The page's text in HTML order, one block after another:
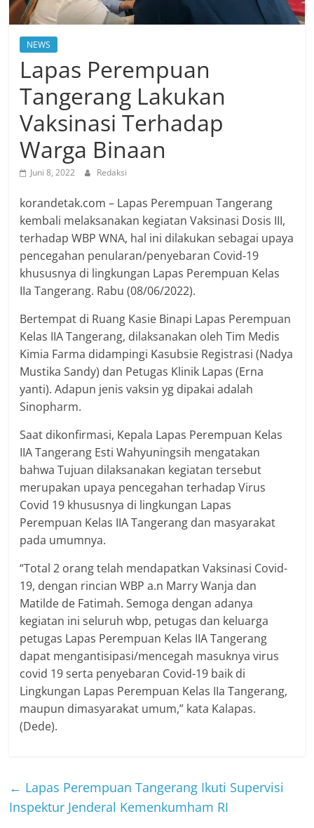
NEWS
Lapas Perempuan
Tangerang Lakukan
Vaksinasi Terhadap
Warga Binaan
Juni 8, 2022 Redaksi
korandetak.com – Lapas Perempuan Tangerang
kembali melaksanakan kegiatan Vaksinasi Dosis III,
terhadap WBP WNA, hal ini dilakukan sebagai upaya
pencegahan penularan/penyebaran Covid-19
khususnya di lingkungan Lapas Perempuan Kelas
IIa Tangerang. Rabu (08/06/2022).
Bertempat di Ruang Kasie Binapi Lapas Perempuan
Kelas IIA Tangerang, dilaksanakan oleh Tim Medis
Kimia Farma didampingi Kasubsie Registrasi (Nadya
Mustika Sandy) dan Petugas Klinik Lapas (Erna
yanti). Adapun jenis vaksin yg dipakai adalah
Sinopharm.
Saat dikonfirmasi, Kepala Lapas Perempuan Kelas
IIA Tangerang Esti Wahyuningsih mengatakan
bahwa Tujuan dilaksanakan kegiatan tersebut
merupakan upaya pencegahan terhadap Virus
Covid 19 khususnya di lingkungan Lapas
Perempuan Kelas IIA Tangerang dan masyarakat
pada umumnya.
“Total 2 orang telah mendapatkan Vaksinasi Covid-
19, dengan rincian WBP a.n Marry Wanja dan
Matilde de Fatimah. Semoga dengan adanya
kegiatan ini seluruh wbp, petugas dan keluarga
petugas Lapas Perempuan Kelas IIA Tangerang
dapat mengantisipasi/mencegah masuknya virus
covid 19 serta penyebaran Covid-19 baik di
Lingkungan Lapas Perempuan Kelas IIa Tangerang,
maupun dimasyarakat umum,” kata Kalapas.
(Dede).
← Lapas Perempuan Tangerang Ikuti Supervisi
Inspektur Jenderal Kemenkumham RI